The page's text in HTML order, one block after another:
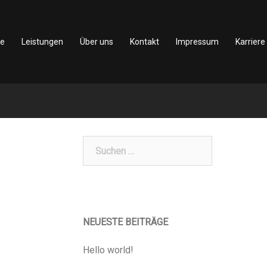
Leistungen Über uns Kontakt Impressum Karriere
Suchen
NEUESTE BEITRÄGE
Hello world!